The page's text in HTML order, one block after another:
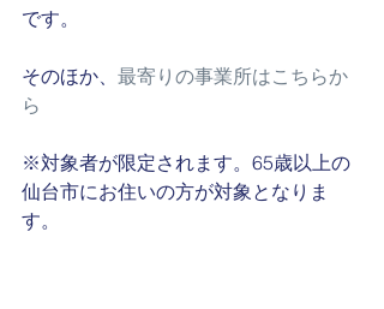
です。
そのほか、 最寄りの事業所はこちらか
ら
※対象者が限定されます。65歳以上の
仙台市にお住いの方が対象となりま
す。